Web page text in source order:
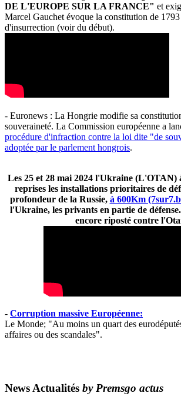
DE L'EUROPE SUR LA FRANCE" et
Marcel Gauchet évoque la constitution de
d'insurrection (voir du début).
- Euronews : La Hongrie modifie sa
souveraineté. La Commission européenne a
procédure d'infraction contre la loi dite "de
adoptée par le parlement hongrois.
Les 25 et 28 mai 2024 l'Ukraine (L'OTAN)
reprises les installations prioritaires de
profondeur de la Russie, à 600Km
l'Ukraine, les privants en partie de
encore riposté contre
- Corruption massive Européenne:
Le Monde; "Au moins un quart des
affaires ou des scandales".
News Actualités by Premsgo actus